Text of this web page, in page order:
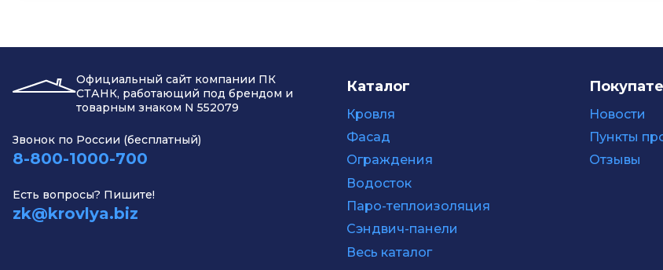
Официальный сайт компании ПК
СТАНК, работающий под брендом и
товарным знаком N 552079
Звонок по России (бесплатный)
8-800-1000-700
Есть вопросы? Пишите!
zk@krovlya.biz
Каталог
Кровля
Фасад
Ограждения
Водосток
Паро-теплоизоляция
Сэндвич-панели
Весь каталог
Новости
Пункты
Отзывы